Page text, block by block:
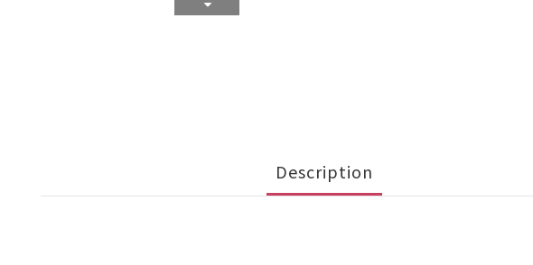
Description